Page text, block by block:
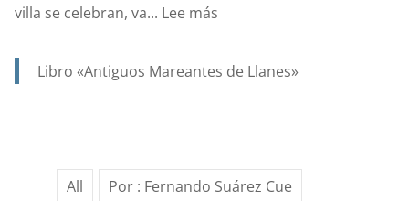
villa se celebran, va... Lee más:
1923,
SIGLO,
GRACIAS
Libro «Antiguos Mareantes de Llanes»
All Por : Fernando Suárez Cue